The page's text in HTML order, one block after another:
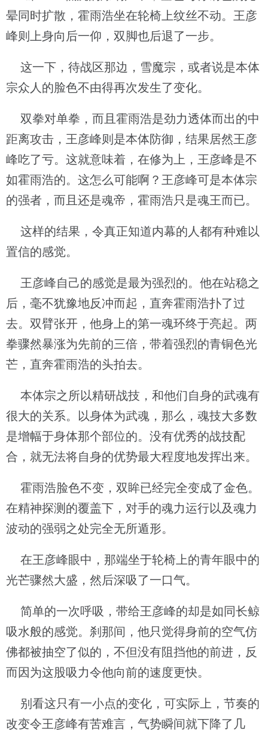
晕同时扩散，霍雨浩坐在轮椅上纹丝不动。王彦
峰则上身向后一仰，双脚也后退了一步。
这一下，待战区那边，雪魔宗，或者说是本体
宗众人的脸色不由得再次发生了变化。
双拳对单拳，而且霍雨浩是劲力透体而出的中
距离攻击，王彦峰则是本体防御，结果居然王彦
峰吃了亏。这就意味着，在修为上，王彦峰是不
如霍雨浩的。这怎么可能啊？王彦峰可是本体宗
的强者，而且还是魂帝，霍雨浩只是魂王而已。
这样的结果，令真正知道内幕的人都有种难以
置信的感觉。
王彦峰自己的感觉是最为强烈的。他在站稳之
后，毫不犹豫地反冲而起，直奔霍雨浩扑了过
去。双臂张开，他身上的第一魂环终于亮起。两
拳骤然暴涨为先前的三倍，带着强烈的青铜色光
芒，直奔霍雨浩的头拍去。
本体宗之所以精研战技，和他们自身的武魂有
很大的关系。以身体为武魂，那么，魂技大多数
是增幅于身体那个部位的。没有优秀的战技配
合，就无法将自身的优势最大程度地发挥出来。
霍雨浩脸色不变，双眸已经完全变成了金色。
在精神探测的覆盖下，对手的魂力运行以及魂力
波动的强弱之处完全无所遁形。
在王彦峰眼中，那端坐于轮椅上的青年眼中的
光芒骤然大盛，然后深吸了一口气。
简单的一次呼吸，带给王彦峰的却是如同长鲸
吸水般的感觉。刹那间，他只觉得身前的空气仿
佛都被抽空了似的，不但没有阻挡他的前进，反
而因为这股吸力令他向前的速度更快。
别看这只有一小点的变化，可实际上，节奏的
改变令王彦峰有苦难言，气势瞬间就下降了几